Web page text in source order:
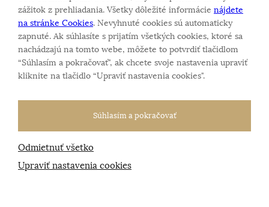
Sme rodinná firma a zameriavame sa na predaj hodiniek
a šperkov od roku 1994.
Pozrite sa na naše ďaľšie web stránky.
Všetky práva vyhradené
Tvorba e-shopovodBlueweb s.r.o.
zážitok z prehliadania. Všetky dôležité informácie nájdete
na stránke Cookies. Nevyhnuté cookies sú automaticky
zapnuté. Ak súhlasíte s prijatím všetkých cookies, ktoré sa
nachádzajú na tomto webe, môžete to potvrdiť tlačidlom
“Súhlasím a pokračovať", ak chcete svoje nastavenia upraviť
kliknite na tlačidlo “Upraviť nastavenia cookies".
Súhlasím a pokračovať
Odmietnuť všetko
Upraviť nastavenia cookies